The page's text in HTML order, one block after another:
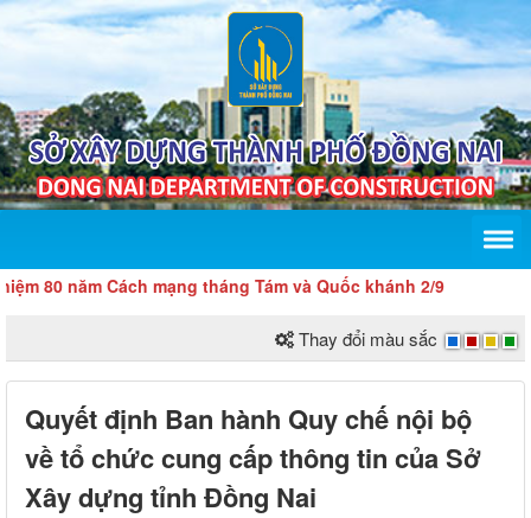
năm Cách mạng tháng Tám và Quốc khánh 2/9
Thay đổi màu sắc
Quyết định Ban hành Quy chế nội bộ
về tổ chức cung cấp thông tin của Sở
Xây dựng tỉnh Đồng Nai